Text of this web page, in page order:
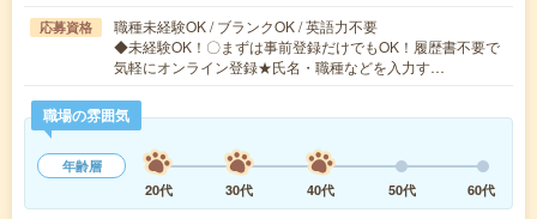
応募資格
職種未経験OK / ブランクOK / 英語力不要
◆未経験OK！〇まずは事前登録だけでもOK！履歴書不要で
気軽にオンライン登録★氏名・職種などを入力す…
職場の雰囲気
年齢層
20代
30代 40代 50代 60代